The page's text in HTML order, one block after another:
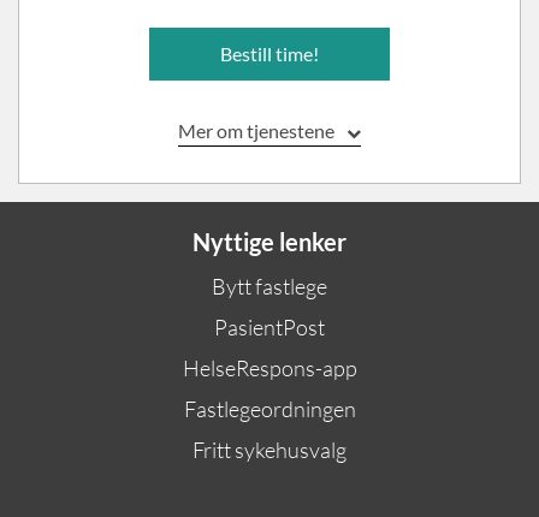
Bestill time!
Mer om tjenestene
Nyttige lenker
Bytt fastlege
PasientPost
HelseRespons-app
Fastlegeordningen
Fritt sykehusvalg